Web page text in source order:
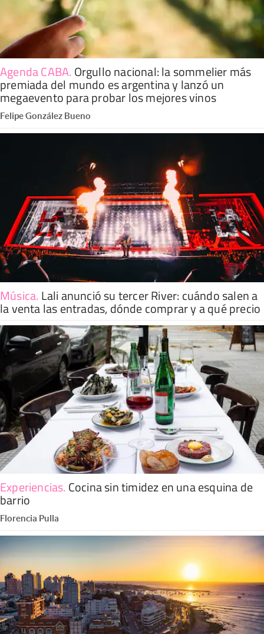
Agenda CABA. Orgullo nacional: la sommelier más
premiada del mundo es argentina y lanzó un
megaevento para probar los mejores vinos
Felipe González Bueno
Música. Lali anunció su tercer River: cuándo salen a
la venta las entradas, dónde comprar y a qué precio
Experiencias. Cocina sin timidez en una esquina de
barrio
Florencia Pulla